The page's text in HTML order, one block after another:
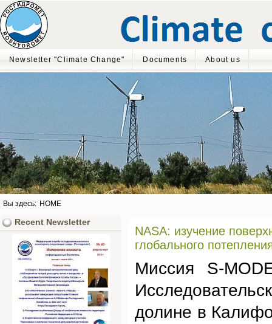
Newsletter "Climate Change" Documents About us
Вы здесь: HOME
NASA: изучение
глобального
Миссия S-
долине в
Recent Newsletter